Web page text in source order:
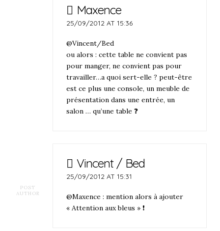
Maxence
25/09/2012 AT 15:36
@Vincent/Bed
ou alors : cette table ne convient pas
pour manger, ne convient pas pour
travailler…a quoi sert-elle ? peut-être
est ce plus une console, un meuble de
présentation dans une entrée, un
salon … qu’une table ❓
POST
AUTHOR
Vincent / Bed
25/09/2012 AT 15:31
@Maxence : mention alors à ajouter
« Attention aux bleus » ❗